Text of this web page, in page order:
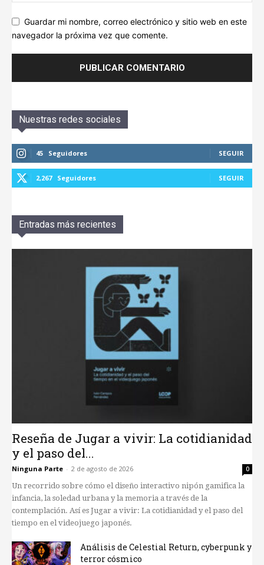
Guardar mi nombre, correo electrónico y sitio web en este
navegador la próxima vez que comente.
Nuestras redes sociales
45 Seguidores SEGUIR
2,267 Seguidores SEGUIR
Entradas más recientes
Reseña de Jugar a vivir: La cotidianidad
y el paso del...
Ninguna Parte - 2 de agosto de 2026 0
Un recorrido sobre cómo el diseño interactivo nipón gamifica la
infancia, la soledad urbana y la memoria a través de la
contemplación. Así es Jugar a vivir: La cotidianidad y el paso del
tiempo en el videojuego japonés.
Análisis de Celestial Return, cyberpunk y
terror cósmico